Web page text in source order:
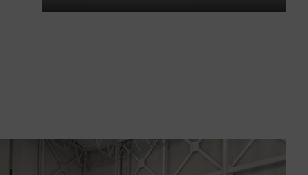
Play Mute Settings
PIP
Enter